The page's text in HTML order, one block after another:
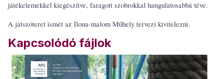
játékelemekkel kiegészítve, faragott szobrokkal hangulatosabbá téve.
A játszóteret ismét az Ilona-malom Műhely tervezi kivitelezni.
Kapcsolódó fájlok